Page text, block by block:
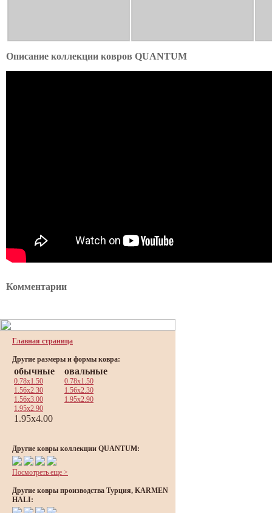
Описание коллекции ковров QUANTUM
Комментарии
Главная страница
Другие размеры и формы ковра:
обычные
0.78x1.50
1.56x2.30
1.56x3.00
1.95x2.90
1.95x4.00
овальные
0.78x1.50
1.56x2.30
1.95x2.90
Другие ковры коллекции QUANTUM:
Посмотреть еще >
Другие ковры производства Турция, KARMEN
HALI: